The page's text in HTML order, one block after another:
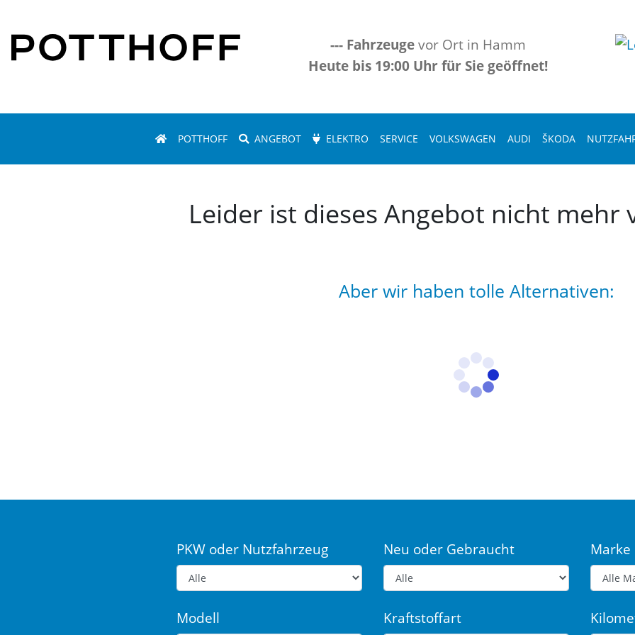
---Fahrzeugevor Ort in Hamm
Heute bis 19:00 Uhr für Sie geöffnet!
POTTHOFF ANGEBOT ELEKTRO SERVICE VOLKSWAGEN AUDI ŠKODA
Leider ist dieses Angebot nicht mehr
Aber wir haben tolle Alternativen:
PKW oder Nutzfahrzeug Neu oder Gebraucht Marke
Modell Kraftstoffart